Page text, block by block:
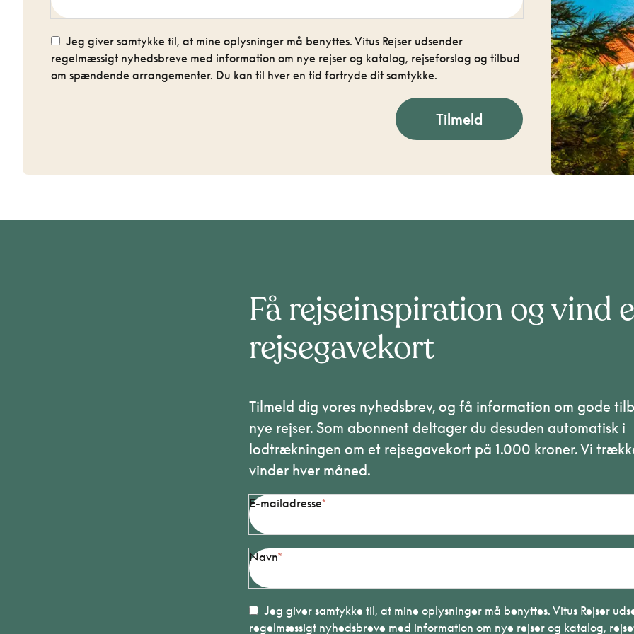
Jeg giver samtykke til, at mine oplysninger må benyttes. Vitus Rejser udsender
regelmæssigt nyhedsbreve med information om nye rejser og katalog, rejseforslag og tilbud
om spændende arrangementer. Du kan til hver en tid fortryde dit samtykke.
Tilmeld
Få rejseinspiration og vind
rejsegavekort
Tilmeld dig vores nyhedsbrev, og få information om gode
nye rejser. Som abonnent deltager du desuden automatisk i
lodtrækningen om et rejsegavekort på 1.000 kroner. Vi
vinder hver måned.
E-mailadresse
Navn
Jeg giver samtykke til, at mine oplysninger må benyttes. Vitus Rejser
regelmæssigt nyhedsbreve med information om nye rejser og katalog,